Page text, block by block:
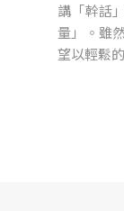
講「幹話
量」。雖
望以輕鬆